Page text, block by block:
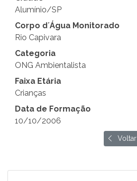
Alumínio/SP
Corpo d´Água Monitorado
Rio Capivara
Categoria
ONG Ambientalista
Faixa Etária
Crianças
Data de Formação
10/10/2006
Voltar